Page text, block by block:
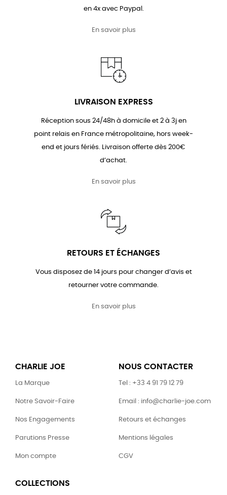
en 4x avec Paypal.
En savoir plus
LIVRAISON EXPRESS
Réception sous 24/48h à domicile et 2 à 3j en
point relais en France métropolitaine, hors week-
end et jours fériés. Livraison offerte dès 200€
d’achat.
En savoir plus
RETOURS ET ÉCHANGES
Vous disposez de 14 jours pour changer d’avis et
retourner votre commande.
En savoir plus
CHARLIE JOE
La Marque
Notre Savoir-Faire
Nos Engagements
Parutions Presse
Mon compte
NOUS CONTACTER
Tel : +33 4 91 79 12 79
Email : info@charlie-joe.com
Retours et échanges
Mentions légales
CGV
COLLECTIONS